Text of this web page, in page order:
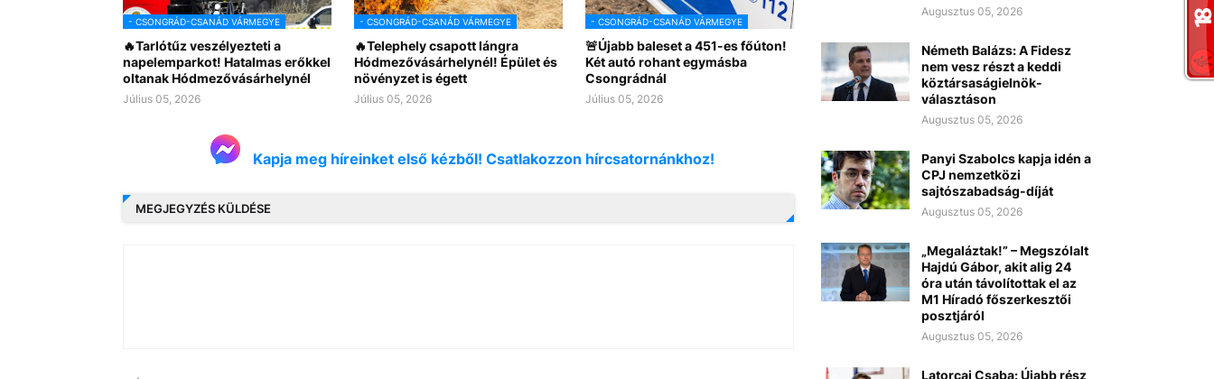
- CSONGRÁD-CSANÁD VÁRMEGYE
🔥Tarlótűz veszélyezteti a
napelemparkot! Hatalmas erőkkel
oltanak Hódmezővásárhelynél
Július 05, 2026
- CSONGRÁD-CSANÁD VÁRMEGYE
🔥Telephely csapott lángra
Hódmezővásárhelynél! Épület és
növényzet is égett
Július 05, 2026
- CSONGRÁD-CSANÁD VÁRMEGYE
🚨Újabb baleset a 451-es főúton!
Két autó rohant egymásba
Csongrádnál
Július 05, 2026
Kapja meg híreinket első kézből! Csatlakozzon hírcsatornánkhoz!
MEGJEGYZÉS KÜLDÉSE
Augusztus 05, 2026
Németh Balázs: A Fidesz
nem vesz részt a keddi
köztársaságielnök-
választáson
Augusztus 05, 2026
Panyi Szabolcs kapja idén a
CPJ nemzetközi
sajtószabadság-díját
Augusztus 05, 2026
„Megaláztak!” – Megszólalt
Hajdú Gábor, akit alig 24
óra után távolítottak el az
M1 Híradó főszerkesztői
posztjáról
Augusztus 05, 2026
Latorcai Csaba: Újabb rész